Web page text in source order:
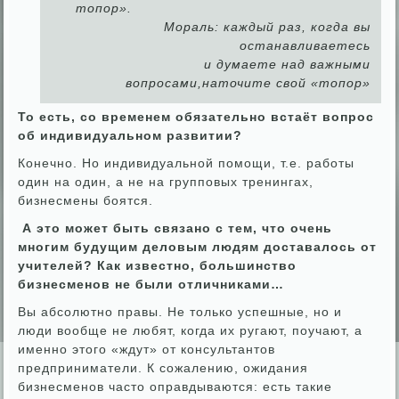
топор».
Мораль: каждый раз, когда вы
останавливаетесь
и думаете над важными
вопросами,наточите свой «топор»
То есть, со временем обязательно встаёт вопрос
об индивидуальном развитии?
Конечно. Но индивидуальной помощи, т.е. работы
один на один, а не на групповых тренингах,
бизнесмены боятся.
А это может быть связано с тем, что очень
многим будущим деловым людямдоставалось от
учителей? Как известно, большинство
бизнесменов не были отличниками…
Вы абсолютно правы. Не только успешные, но и
люди вообще не любят, когда их ругают, поучают, а
именно этого «ждут» от консультантов
предприниматели. К сожалению, ожидания
бизнесменов часто оправдываются: есть такие